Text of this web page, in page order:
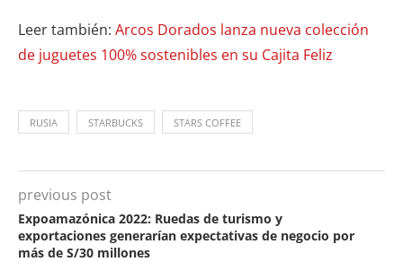
Leer también: Arcos Dorados lanza nueva colección
de juguetes 100% sostenibles en su Cajita Feliz
RUSIA STARBUCKS STARS COFFEE
previous post
Expoamazónica 2022: Ruedas de turismo y
exportaciones generarían expectativas de negocio por
más de S/30 millones